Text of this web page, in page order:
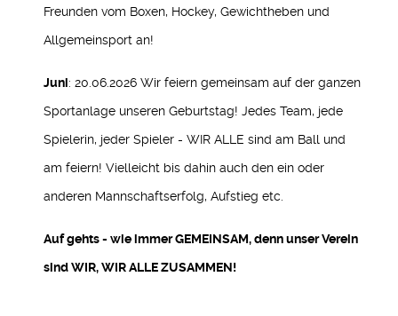
Freunden vom Boxen, Hockey, Gewichtheben und
Allgemeinsport an!
Juni: 20.06.2026 Wir feiern gemeinsam auf der ganzen
Sportanlage unseren Geburtstag! Jedes Team, jede
Spielerin, jeder Spieler - WIR ALLE sind am Ball und
am feiern! Vielleicht bis dahin auch den ein oder
anderen Mannschaftserfolg, Aufstieg etc.
Auf gehts - wie immer GEMEINSAM, denn unser Verein
sind WIR, WIR ALLE ZUSAMMEN!